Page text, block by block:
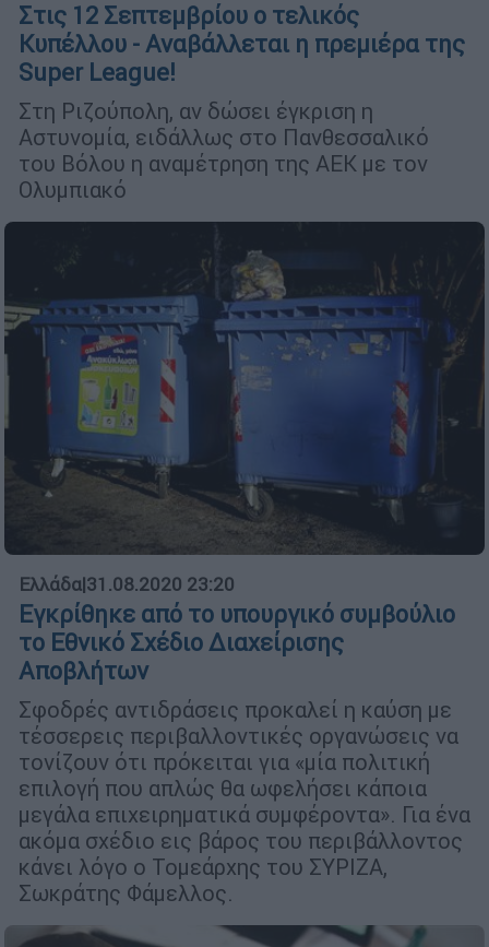
Στις 12 Σεπτεμβρίου ο τελικός
Κυπέλλου - Αναβάλλεται η πρεμιέρα της
Super League!
Στη Ριζούπολη, αν δώσει έγκριση η
Αστυνομία, ειδάλλως στο Πανθεσσαλικό
του Βόλου η αναμέτρηση της ΑΕΚ με τον
Ολυμπιακό
Ελλάδα|31.08.2020 23:20
Εγκρίθηκε από το υπουργικό συμβούλιο
το Εθνικό Σχέδιο Διαχείρισης
Αποβλήτων
Σφοδρές αντιδράσεις προκαλεί η καύση με
τέσσερεις περιβαλλοντικές οργανώσεις να
τονίζουν ότι πρόκειται για «μία πολιτική
επιλογή που απλώς θα ωφελήσει κάποια
μεγάλα επιχειρηματικά συμφέροντα». Για ένα
ακόμα σχέδιο εις βάρος του περιβάλλοντος
κάνει λόγο ο Τομεάρχης του ΣΥΡΙΖΑ,
Σωκράτης Φάμελλος.